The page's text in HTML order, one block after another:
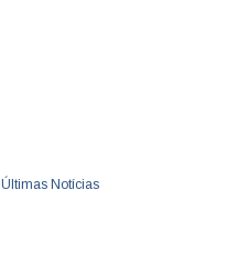
Últimas Notícias